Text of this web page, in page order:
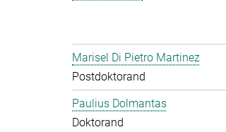
Marisel Di Pietro Martinez
Postdoktorand
Paulius Dolmantas
Doktorand